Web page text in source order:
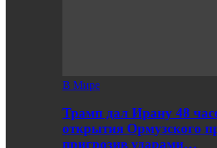
В Мире
Трамп дал Ирану 48
открытия Ормузского
пригрозив ударами…